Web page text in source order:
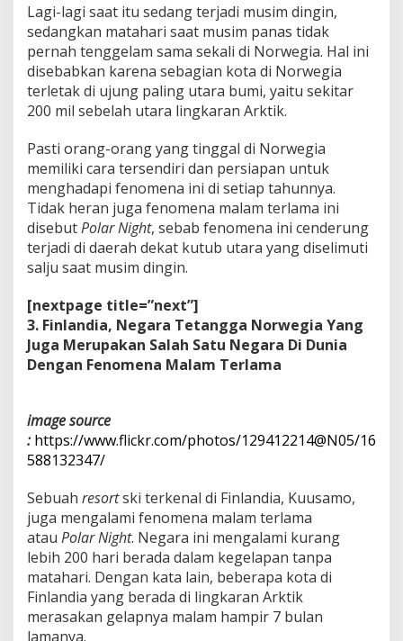
Lagi-lagi saat itu sedang terjadi musim dingin,
sedangkan matahari saat musim panas tidak
pernah tenggelam sama sekali di Norwegia. Hal ini
disebabkan karena sebagian kota di Norwegia
terletak di ujung paling utara bumi, yaitu sekitar
200 mil sebelah utara lingkaran Arktik.
Pasti orang-orang yang tinggal di Norwegia
memiliki cara tersendiri dan persiapan untuk
menghadapi fenomena ini di setiap tahunnya.
Tidak heran juga fenomena malam terlama ini
disebutPolar Night, sebab fenomena ini cenderung
terjadi di daerah dekat kutub utara yang diselimuti
salju saat musim dingin.
[nextpage title=”next”]
3. Finlandia, Negara Tetangga Norwegia Yang
Juga Merupakan Salah Satu Negara Di Dunia
Dengan Fenomena Malam Terlama
image source
:https://www.flickr.com/photos/129412214@N05/16
588132347/
Sebuah resortski terkenal di Finlandia, Kuusamo,
juga mengalami fenomena malam terlama
atau Polar Night. Negara ini mengalami kurang
lebih 200 hari berada dalam kegelapan tanpa
matahari. Dengan kata lain, beberapa kota di
Finlandia yang berada di lingkaran Arktik
merasakan gelapnya malam hampir 7 bulan
lamanya.